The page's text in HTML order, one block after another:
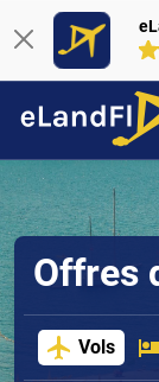
Offres
Vols